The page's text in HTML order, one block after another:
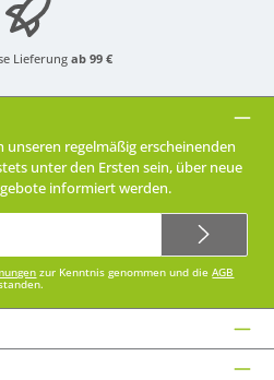
Lieferung ab 99 €
unseren regelmäßig erscheinenden
unter den Ersten sein, über neue
informiert werden.
zur Kenntnis genommen und dieAGB